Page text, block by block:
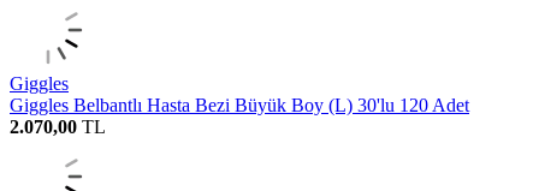
Giggles
Giggles Belbantlı Hasta Bezi Büyük Boy (L) 30'lu 120 Adet
2.070,00 TL